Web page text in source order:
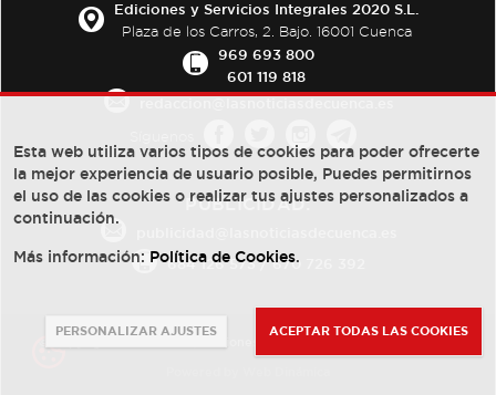
Ediciones y Servicios Integrales 2020 S.L.
Plaza de los Carros, 2. Bajo. 16001 Cuenca
969 693 800
601 119 818
PUBLICIDAD:
684 126 573/670 726 392
Esta web utiliza varios tipos de cookies para poder ofrecerte
la mejor experiencia de usuario posible, Puedes permitirnos
el uso de las cookies o realizar tus ajustes personalizados a
continuación.
Más información: Política de Cookies.
PERSONALIZAR AJUSTES ACEPTAR TODAS LAS COOKIES